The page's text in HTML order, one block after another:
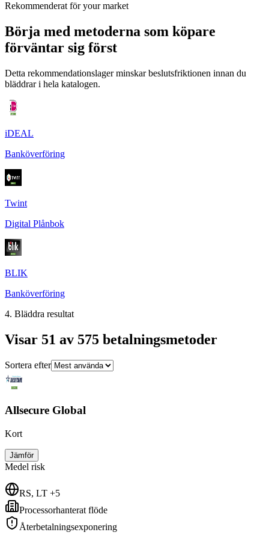
Rekommenderat för your market
Börja med metoderna som köpare
förväntar sig först
Detta rekommendationslager minskar beslutsfriktionen innan du
bläddrar i hela katalogen.
iDEAL
Banköverföring
Twint
Digital Plånbok
BLIK
Banköverföring
4. Bläddra resultat
Visar 51 av 575 betalningsmetoder
Sortera efter
Allsecure Global
Kort
Jämför
Medel risk
RS, LT +5
Processorhanterat flöde
Återbetalningsexponering